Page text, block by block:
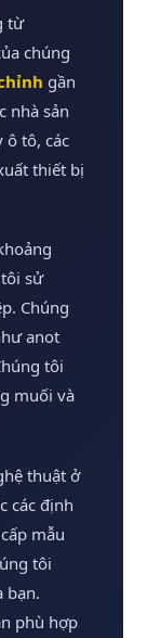
từ
chúng
gần
nhà sản
ô tô, các
thiết bị
sử
Chúng
anot
tôi
muối và
thuật ở
các định
mẫu
tôi
bạn.
phù hợp